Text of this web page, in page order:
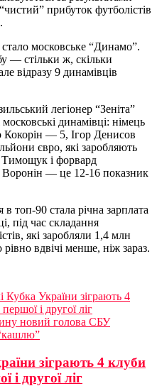
прибуток футболістів
московське “Динамо”.
— стільки ж, скільки
відразу 9 динамівців
легіонер “Зеніта”
динамівці: німець
— 5, Ігор Денисов
євро, які заробляють
Тимощук і форвард
— це 12-16 показник
90 стала річна зарплата
під час складання
які заробляли 1,4 млн
вдвічі менше, ніж зараз.
Кубка України зіграють 4
і другої ліг
новий голова СБУ
зіграють 4 клуби
і другої ліг